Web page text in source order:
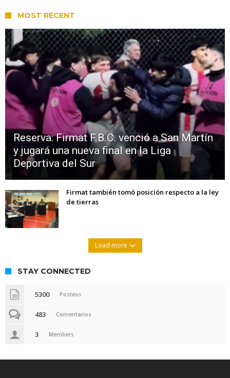
MOST RECENT
Reserva: Firmat F.B.C. venció a San Martín
y jugará una nueva final en la Liga
Deportiva del Sur
Firmat también tomó posición respecto a la ley
de tierras
Load more
STAY CONNECTED
5300 Posteos
483 Comentarios
3 Members